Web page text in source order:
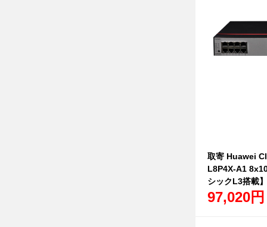
取寄 Huawei
L8P4X-A1
シックL3搭載】
97,020円